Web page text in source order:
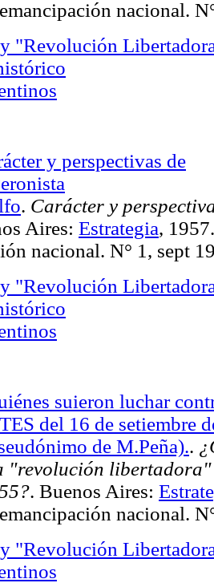
nacional.
"Revolución
. Carácter y
Aires: Estrategia,
nacional. N° 1, sept
"Revolución
de M.Peña)..
"revolución libertadora"
. Buenos Aires:
nacional.
"Revolución